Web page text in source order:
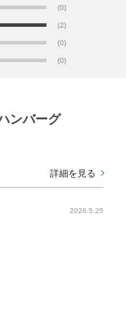
(0)
(2)
(0)
(0)
ンバーグ
詳細を見る
2026.5.25